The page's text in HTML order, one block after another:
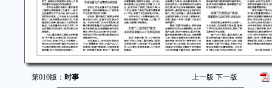
第010版： 时事 上一版 下一版